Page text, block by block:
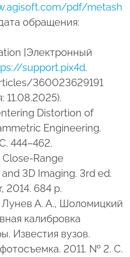
pdf/metash
обращения:
[Электронный
support.pix4d.
360023629191
11.08.2025).
Distortion of
Engineering.
444–462.
Close-Range
3D Imaging. 3rd ed.
2014. 684 p.
А. А., Шоломицкий
калибровка
Известия вузов.
2011. № 2. С.